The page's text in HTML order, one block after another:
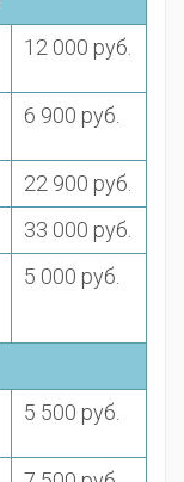
12 000 руб.
6 900 руб.
22 900 руб.
33 000 руб.
5 000 руб.
5 500 руб.